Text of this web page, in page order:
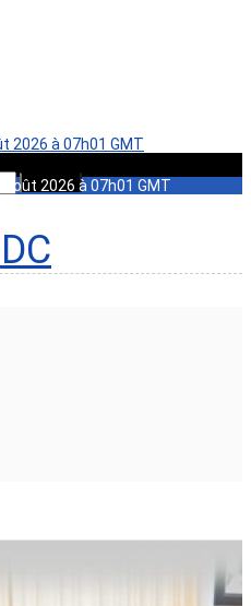
2026 à 07h01 GMT
2026 à 07h01 GMT